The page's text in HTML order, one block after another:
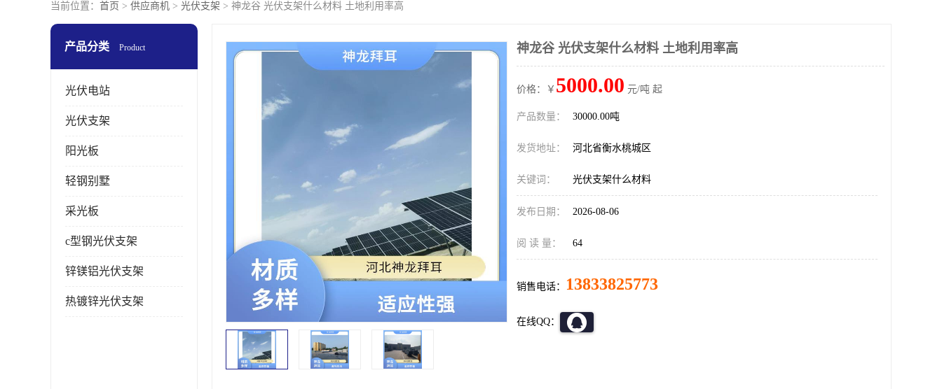
当前位置： 首页 > 供应商机 > 光伏支架 > 神龙谷 光伏支架什么材料 土地利用率高
产品分类 Product
光伏电站
光伏支架
阳光板
轻钢别墅
采光板
c型钢光伏支架
锌镁铝光伏支架
热镀锌光伏支架
神龙谷 光伏支架什么材料 土地利用率高
价格：￥ 5000.00 元/吨 起
产品数量： 30000.00吨
发货地址： 河北省衡水桃城区
关键词： 光伏支架什么材料
发布日期： 2026-08-06
阅 读 量： 64
销售电话： 13833825773
在线QQ：